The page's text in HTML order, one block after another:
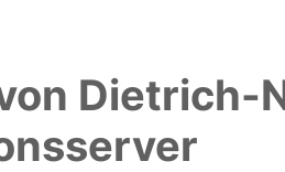
Dietrich-